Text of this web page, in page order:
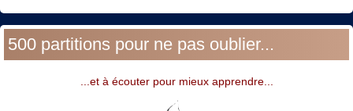
500 partitions pour ne pas oublier...
...et à écouter pour mieux apprendre...